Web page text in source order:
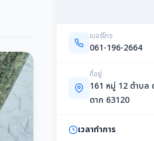
เบอร์โทร
061-196-2664
ที่อยู่
161 หมู่ 12 ตำบล
ตาก 63120
เวลาทำการ